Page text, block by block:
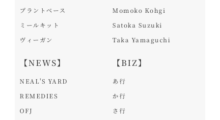
プラントベース
ミールキット
ヴィーガン
【NEWS】
NEAL'S YARD
REMEDIES
OFJ
Momoko Kohgi
Satoka Suzuki
Taka Yamaguchi
【BIZ】
あ行
か行
さ行